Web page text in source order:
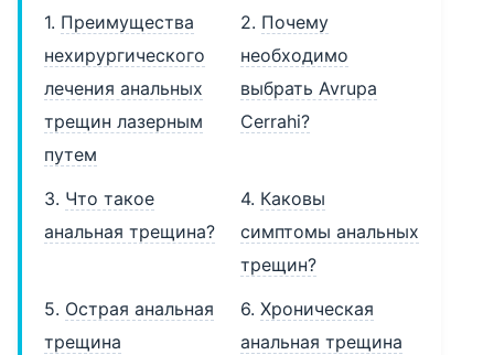
1. Преимущества
нехирургического
лечения анальных
трещин лазерным
путем
2. Почему
необходимо
выбрать Avrupa
Cerrahi?
3. Что такое
анальная трещина?
4. Каковы
симптомы анальных
трещин?
5. Острая анальная
трещина
6. Хроническая
анальная трещина